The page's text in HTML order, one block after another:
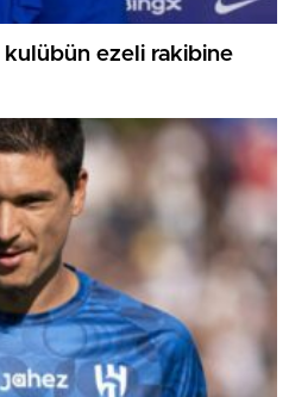
kulübün ezeli rakibine